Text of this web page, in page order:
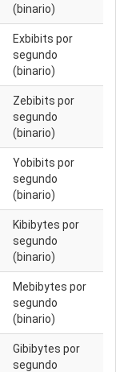
(binario)
Exbibits por
segundo
(binario)
Zebibits por
segundo
(binario)
Yobibits por
segundo
(binario)
Kibibytes por
segundo
(binario)
Mebibytes por
segundo
(binario)
Gibibytes por
segundo